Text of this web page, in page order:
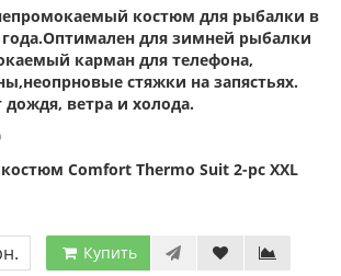
костюм для рыбалки в
для зимней рыбалки
карман для телефона,
стяжки на запястьях.
ветра и холода.
Comfort Thermo Suit 2-pc XXL
Купить